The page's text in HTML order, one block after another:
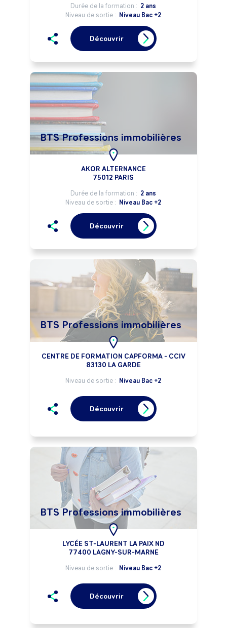
Durée de la formation : 2 ans
Niveau de sortie : Niveau Bac +2
Découvrir
BTS Professions immobilières
AKOR ALTERNANCE
75012 PARIS
Durée de la formation : 2 ans
Niveau de sortie : Niveau Bac +2
Découvrir
BTS Professions immobilières
CENTRE DE FORMATION CAPFORMA - CCIV
83130 LA GARDE
Niveau de sortie : Niveau Bac +2
Découvrir
BTS Professions immobilières
LYCÉE ST-LAURENT LA PAIX ND
77400 LAGNY-SUR-MARNE
Niveau de sortie : Niveau Bac +2
Découvrir